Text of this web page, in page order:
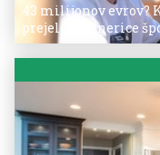
43 milijonov evrov?
prejele partnerice